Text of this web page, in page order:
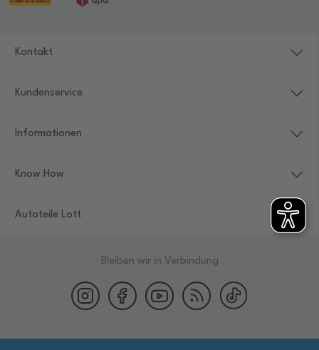
Kontakt
Kundenservice
Informationen
Know How
Autoteile Lott
Bleiben wir in Verbindung